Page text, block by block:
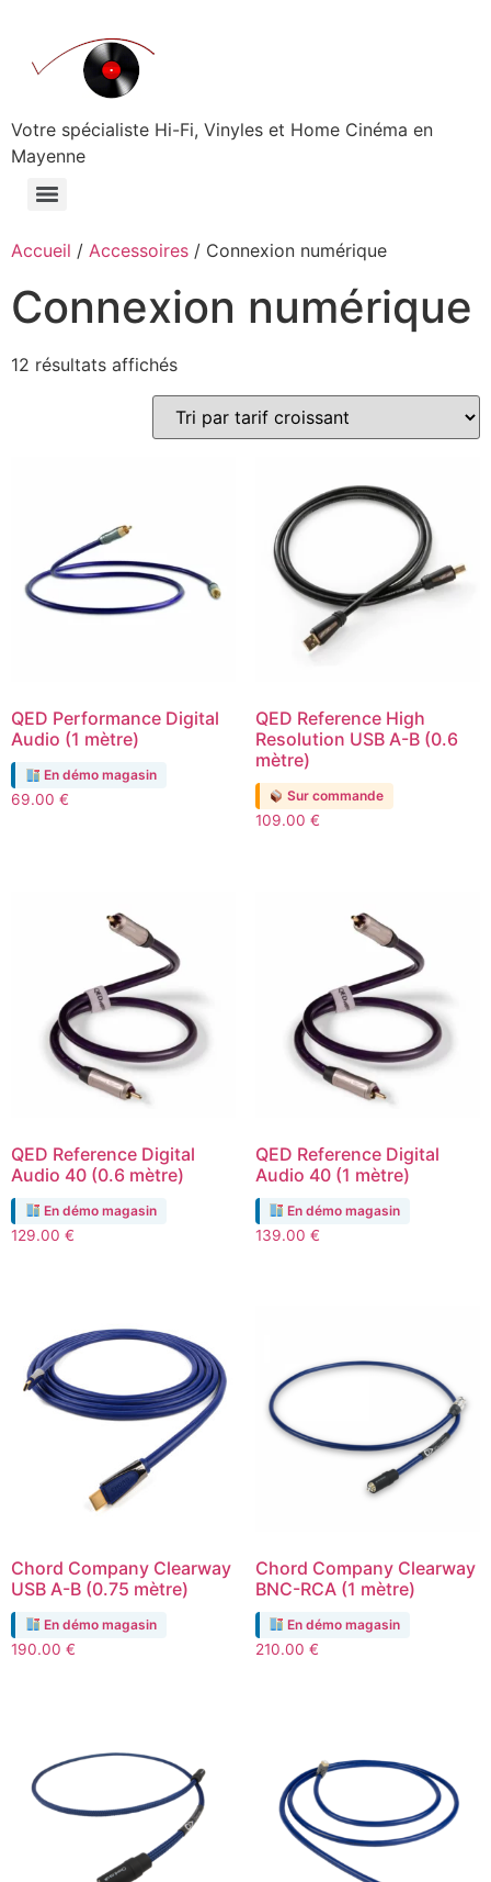
contenu
Votre spécialiste Hi-Fi, Vinyles et Home Cinéma en
Mayenne
Accueil / Accessoires / Connexion numérique
Connexion numérique
12 résultats affichésTrié
par
prix
croissant
QED Performance Digital
Audio (1 mètre)
En démo magasin
69.00 €
QED Reference High
Resolution USB A-B (0.6
mètre)
Sur commande
109.00 €
QED Reference Digital
Audio 40 (0.6 mètre)
En démo magasin
129.00 €
QED Reference Digital
Audio 40 (1 mètre)
En démo magasin
139.00 €
Chord Company Clearway
USB A-B (0.75 mètre)
En démo magasin
190.00 €
Chord Company Clearway
BNC-RCA (1 mètre)
En démo magasin
210.00 €